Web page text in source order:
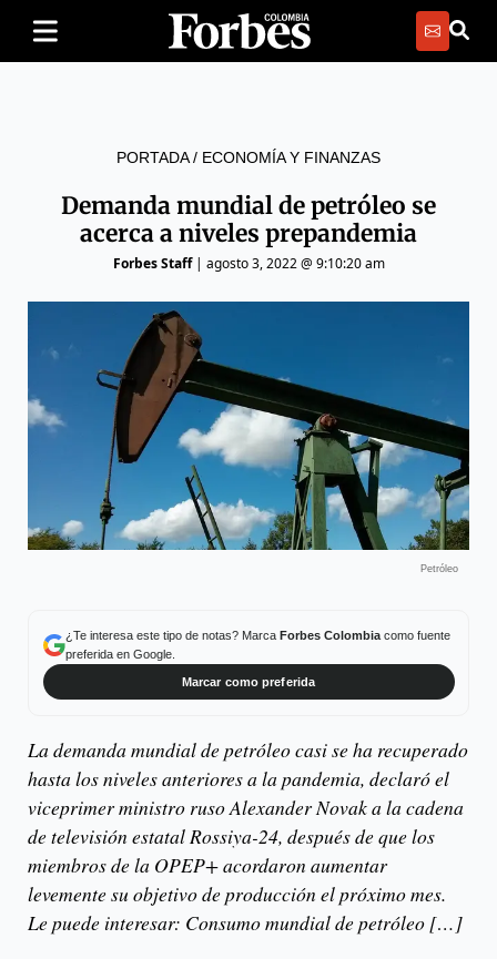
PORTADA/ ECONOMÍA Y FINANZAS
Demanda mundial de petróleo se
acerca a niveles prepandemia
Forbes Staff| agosto 3, 2022 @ 9:10:20 am
Petróleo
¿Te interesa este tipo de notas? Marca Forbes Colombiacomo fuente
preferida en Google.
Marcar como preferida
La demanda mundial de petróleo casi se ha recuperado
hasta los niveles anteriores a la pandemia, declaró el
viceprimer ministro ruso Alexander Novak a la cadena
de televisión estatal Rossiya-24, después de que los
miembros de la OPEP+ acordaron aumentar
levemente su objetivo de producción el próximo mes.
Le puede interesar: Consumo mundial de petróleo […]